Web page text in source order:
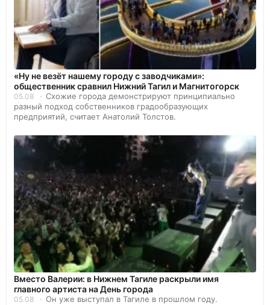
«Ну не везёт нашему городу с заводчиками»:
общественник сравнил Нижний Тагил и Магнитогорск
05.08
Схожие города демонстрируют принципиально
разный подход собственников градообразующих
предприятий, считает Анатолий Толстов.
Вместо Валерии: в Нижнем Тагиле раскрыли имя
главного артиста на День города
05.08 Он уже выступал в Тагиле в прошлом году.